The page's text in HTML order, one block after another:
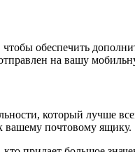
обеспечить
на вашу
который лучше
вашему почтовому ящику.